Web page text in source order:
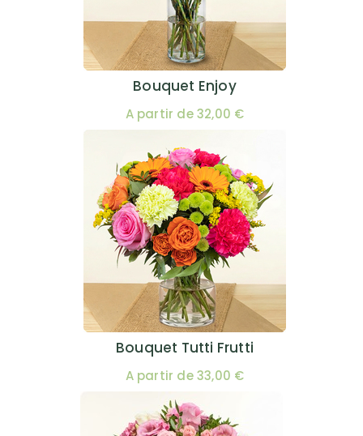
Bouquet Enjoy
A partir de 32,00 €
Bouquet Tutti Frutti
A partir de 33,00 €